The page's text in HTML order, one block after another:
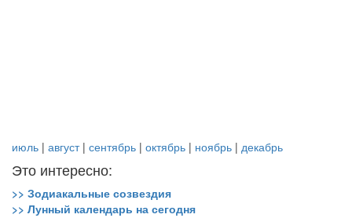
июль | август| сентябрь | октябрь | ноябрь | декабрь
Это интересно:
>> Зодиакальные созвездия
>> Лунный календарь на сегодня